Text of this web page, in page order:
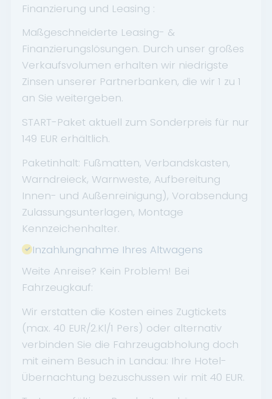
Finanzierung und Leasing :
Maßgeschneiderte Leasing- &
Finanzierungslösungen. Durch unser großes
Verkaufsvolumen erhalten wir niedrigste
Zinsen unserer Partnerbanken, die wir 1 zu 1
an Sie weitergeben.
START-Paket aktuell zum Sonderpreis für nur
149 EUR erhältlich.
Paketinhalt: Fußmatten, Verbandskasten,
Warndreieck, Warnweste, Aufbereitung
Innen- und Außenreinigung), Vorabsendung
Zulassungsunterlagen, Montage
Kennzeichenhalter.
Inzahlungnahme Ihres Altwagens
Weite Anreise? Kein Problem! Bei
Fahrzeugkauf:
Wir erstatten die Kosten eines Zugtickets
(max. 40 EUR/2.Kl/1 Pers) oder alternativ
verbinden Sie die Fahrzeugabholung doch
mit einem Besuch in Landau: Ihre Hotel-
Übernachtung bezuschussen wir mit 40 EUR.